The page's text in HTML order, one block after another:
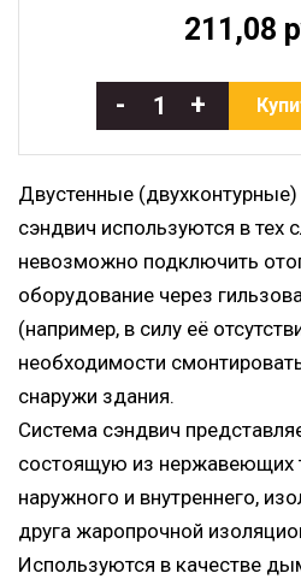
211,08
- +
Двустенные
сэндвич используются в тех
невозможно подключить
оборудование через
(например, в силу её
необходимости
снаружи здания.
Система сэндвич
состоящую из нержавеющих
наружного и внутреннего,
друга жаропрочной
Используются в качестве